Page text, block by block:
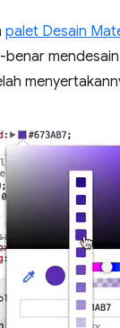
palet Desain